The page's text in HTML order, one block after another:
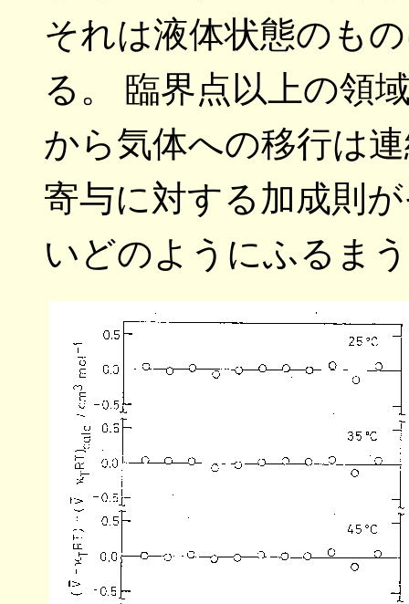
それは液体状態のも
る。 臨界点以上の領
から気体への移行は
寄与に対する加成則
いどのようにふるま